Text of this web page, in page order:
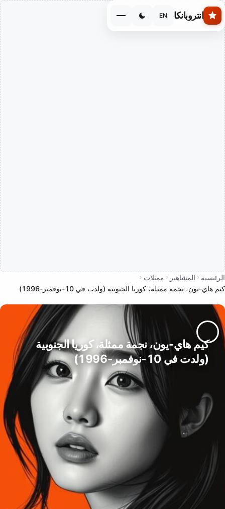
Skip to main content
انتروبانكا EN
الرئيسية المشاهير
ممثلات
كيم هاي-يون، نجمة ممثلة، كوريا الجنوبية (ولدت في 10-نوفمبر-1996)
كيم هاي-يون، نجمة ممثلة، كوريا الجنوبية
(ولدت في 10-نوفمبر-1996)